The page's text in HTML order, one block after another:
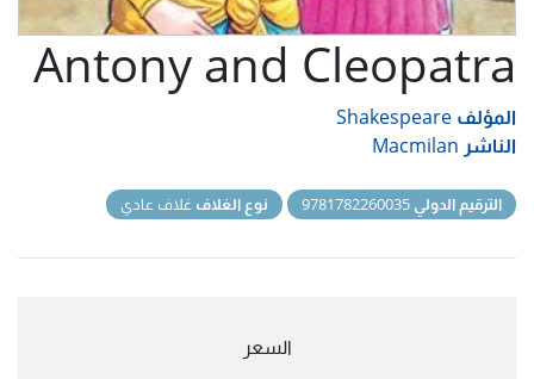
Antony and Cleopatra
المؤلف Shakespeare
الناشر Macmilan
الترقيم الدولي نوع الغلاف غلاف عادي
السعر